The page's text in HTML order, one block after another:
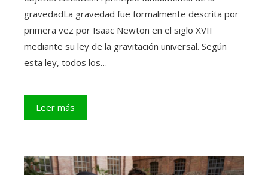
gravedadLa gravedad fue formalmente descrita por
primera vez por Isaac Newton en el siglo XVII
mediante su ley de la gravitación universal. Según
esta ley, todos los…
Leer más